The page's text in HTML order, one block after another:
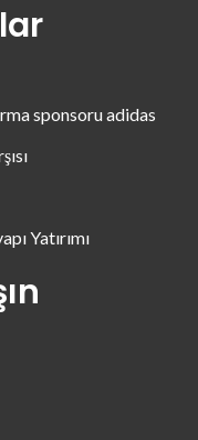
sponsoru adidas
Yatırımı